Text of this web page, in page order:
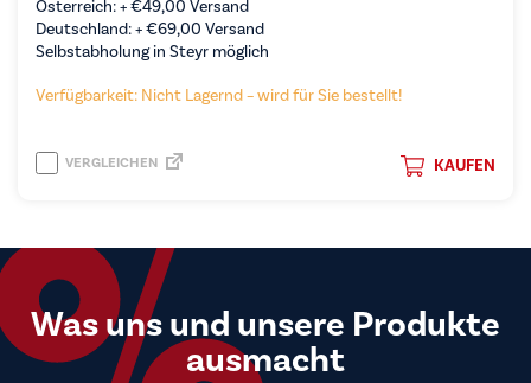
Österreich: +€49,00 Versand
Deutschland: +€69,00 Versand
Selbstabholung in Steyr möglich
Verfügbarkeit: Nicht Lagernd – wird für Sie bestellt!
KAUFEN
VERGLEICHEN
Was uns und unsere Produkte
ausmacht